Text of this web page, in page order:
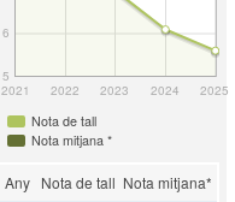
2021 2022 2023 2024 2025
5
6
Nota de tall
Nota mitjana *
Any Nota de tall Nota mitjana*